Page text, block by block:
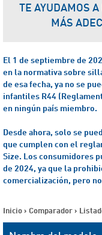
TE AYUDAMOS
MÁS
El 1 de septiembre de
en la normativa sobre
de esa fecha, ya no se
infantiles R44
en ningún país miembro.
Desde ahora, solo se
que cumplen con el
Size. Los consumidores
de 2024, ya que la
comercialización, pero
Inicio > Comparador >